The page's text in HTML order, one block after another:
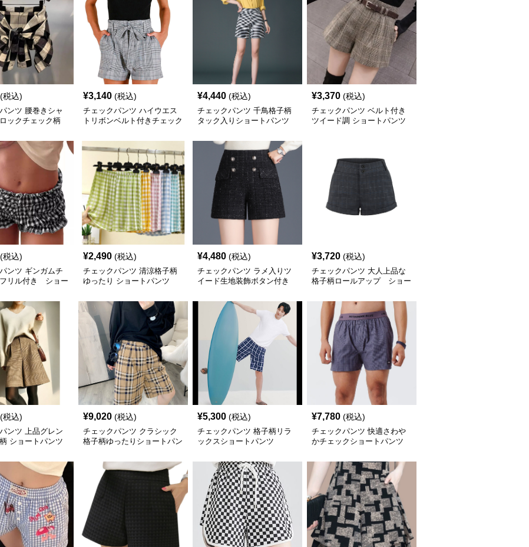
(税込)
ンツ 腰巻きシャ
ックチェック柄
¥3,140 (税込)
チェックパンツ ハイウエス
トリボンベルト付きチェック
¥4,440 (税込)
チェックパンツ 千鳥格子柄
タック入りショートパンツ
¥3,370 (税込)
チェックパンツ ベルト付き
ツイード調 ショートパンツ
(税込)
ンツ ギンガムチ
リル付き ショー
¥2,490 (税込)
チェックパンツ 清涼格子柄
ゆったり ショートパンツ
¥4,480 (税込)
チェックパンツ ラメ入りツ
イード生地装飾ボタン付き
¥3,720 (税込)
チェックパンツ 大人上品な
格子柄ロールアップ ショー
(税込)
ンツ 上品グレン
ショートパンツ
¥9,020 (税込)
チェックパンツ クラシック
格子柄ゆったりショートパン
¥5,300 (税込)
チェックパンツ 格子柄リラ
ックスショートパンツ
¥7,780 (税込)
チェックパンツ 快適さわや
かチェックショートパンツ